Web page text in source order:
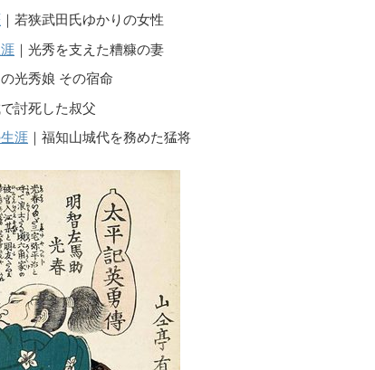
｜若狭武田氏ゆかりの女性
｜光秀を支えた糟糠の妻
光秀娘 その宿命
討死した叔父
涯 ｜福知山城代を務めた猛将